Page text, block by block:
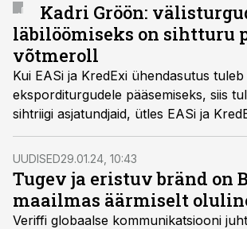
Kadri Gröön:
läbilöömiseks on sihtturu
võtmeroll
Kui EASi ja KredExi ühendasutus
eksporditurgudele pääsemiseks, siis
sihtriigi asjatundjaid, ütles EASi ja
ühendasutuse ekspordi osakonna
kommunikatsioonivaldkonna juht ning
Turundustegu 2023 žürii liige Kadri
UUDISED29.01.24, 10:43
Tugev ja eristuv bränd on
maailmas äärmiselt
Veriffi globaalse kommunikatsiooni